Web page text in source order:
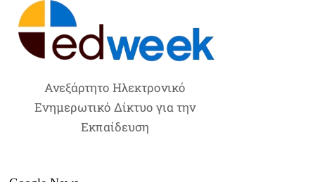
Ανεξάρτητο Ηλεκτρονικό
Ενημερωτικό Δίκτυο για την
Εκπαίδευση